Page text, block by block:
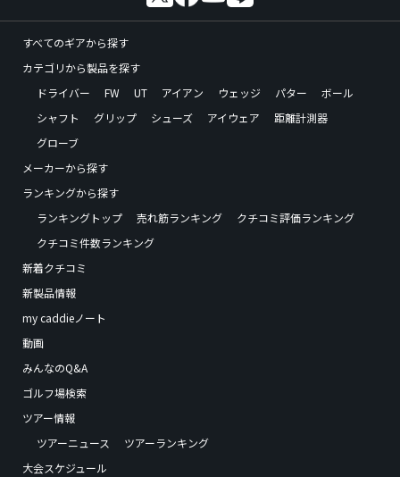
すべてのギアから探す
カテゴリから製品を探す
ドライバー
FW UT アイアン ウェッジ パター
ボール
シャフト
グリップ シューズ アイウェア
距離計測器
グローブ
メーカーから探す
ランキングから探す
ランキングトップ
売れ筋ランキング
クチコミ評価ランキング
クチコミ件数ランキング
新着クチコミ
新製品情報
my caddieノート
動画
みんなのQ&A
ゴルフ場検索
ツアー情報
ツアーニュース
ツアーランキング
大会スケジュール